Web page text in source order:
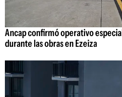
Ancap confirmó operativo
durante las obras en Ezeiza